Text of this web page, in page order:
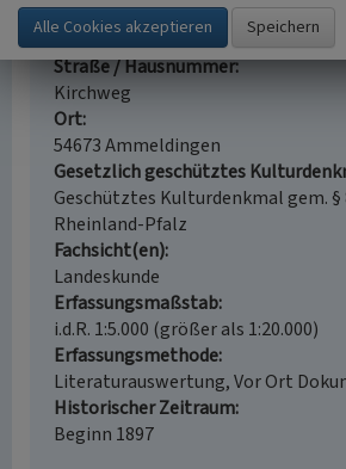
Schlagwörter
Pfarrkirche
Straße / Hausnummer
Kirchweg
Ort
54673 Ammeldingen
Gesetzlich geschütztes
Geschütztes Kulturdenkmal gem. §
Rheinland-Pfalz
Fachsicht(en)
Landeskunde
Erfassungsmaßstab
i.d.R. 1:5.000 (größer als 1:20.000)
Erfassungsmethode
Literaturauswertung, Vor Ort
Historischer Zeitraum
Beginn 1897